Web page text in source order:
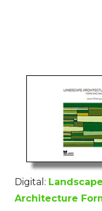
Digital: Landscape
Architecture